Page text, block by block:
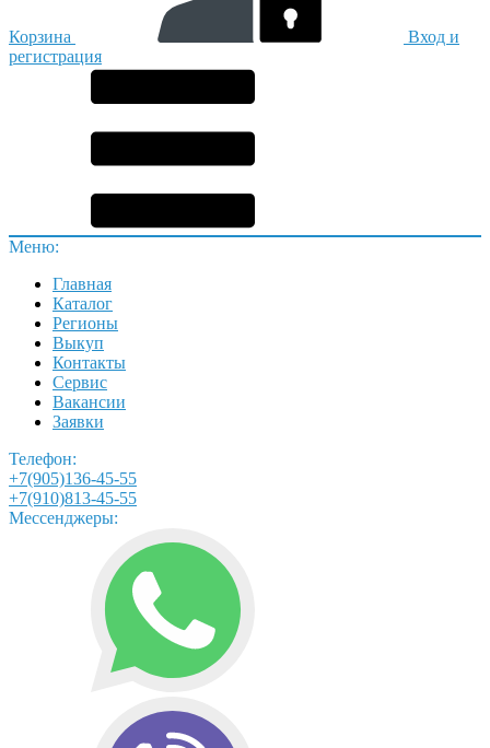
Корзина
Вход и
регистрация
Меню:
Главная
Каталог
Регионы
Выкуп
Контакты
Сервис
Вакансии
Заявки
Телефон:
+7(905)136-45-55
+7(910)813-45-55
Мессенджеры: